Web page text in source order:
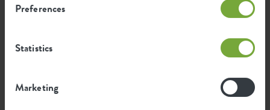
Preferences
Statistics
Marketing
années
Protégé contre les UV